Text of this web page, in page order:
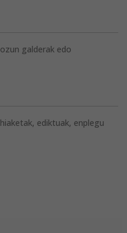
galderak edo
ediktuak, enplegu